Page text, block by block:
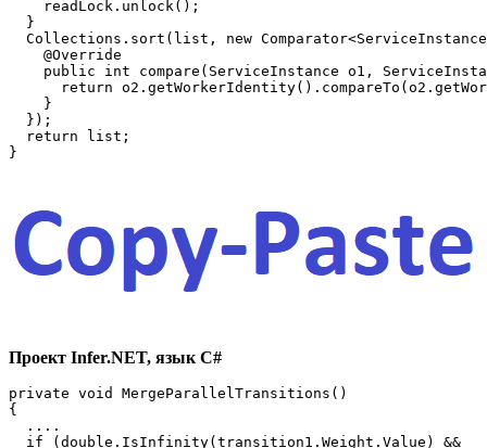
    readLock.unlock();
  }
Collections.sort(list, new
    @Override
public int compare(ServiceInstance o1,
return
    }
  });
  return list;
}
Проект Infer.NET, язык C#
private void MergeParallelTransitions()
{
  ....
if (double.IsInfinity(transition1.Weight.Value)